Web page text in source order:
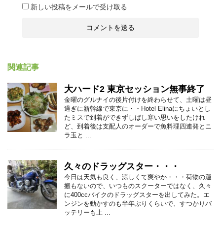
新しい投稿をメールで受け取る
関連記事
大ハード2 東京セッション無事終了
金曜のグルナイの後片付けを終わらせて、土曜は昼
過ぎに新幹線で東京に・・Hotel Elinaにちょいとし
たミスで到着ができずしばし寒い思いをしたけれ
ど、到着後は支配人のオーダーで魚料理四連発とニ
ラ玉と ...
久々のドラッグスター・・・
今日は天気も良く、涼しくて爽やか・・・荷物の運
搬もないので、いつものスクーターではなく、久々
に400ccバイクのドラッグスターを出してみた。エ
ンジンを動かすのも半年ぶりくらいで、すつかりバ
ッテリーも上 ...